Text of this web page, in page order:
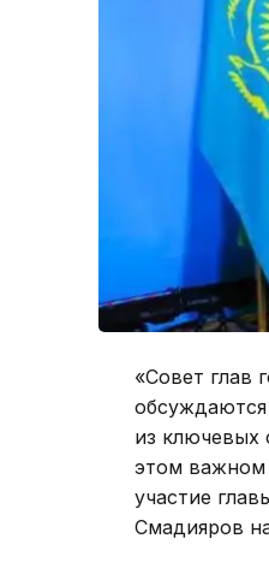
«Совет глав
из ключевых
этом важном
участие
Смадияров